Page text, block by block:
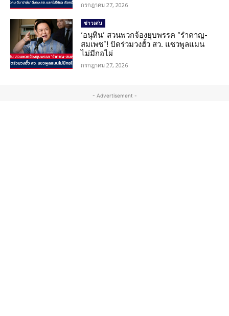
กรกฎาคม 27, 2026
ข่าวเด่น
‘อนุทิน’ สวนพวกจ้องยุบพรรค “รำคาญ-
สมเพช”! ปัดร่วมวงฮั้ว สว. แซวพูลแมน
ไม่มีกอไผ่
กรกฎาคม 27, 2026
- Advertisement -